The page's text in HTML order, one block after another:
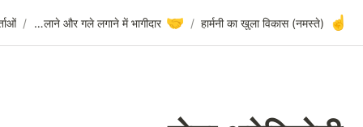
/
🤝
हाथ मिलाने और गले लगाने में भागीदार
/
शोधकर्ताओं
/
ज़ेटा अवेरिकोटी